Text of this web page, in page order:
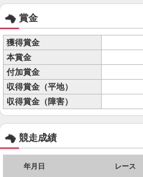
賞金
獲得賞金
本賞金
付加賞金
収得賞金（平地）
収得賞金（障害）
競走成績
年月日 レース